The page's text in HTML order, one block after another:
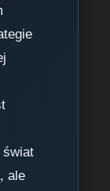
świat
ale